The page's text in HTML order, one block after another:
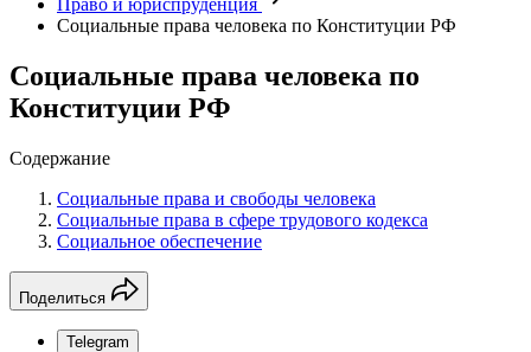
Право и юриспруденция
Социальные права человека по Конституции РФ
Социальные права человека по
Конституции РФ
Содержание
Социальные права и свободы человека
Социальные права в сфере трудового кодекса
Социальное обеспечение
Поделиться
Telegram